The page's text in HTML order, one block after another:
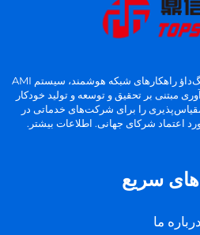
شرکت کامیونیکیشن تاپس‌کام چینگ‌داؤ راهکارهای شبکه هوشمند، سیستم AMI
مبتنی بر تحقیق و توسعه و تولید خودکار
را برای شرکت‌های خدماتی در
اعتماد شرکای جهانی. اطلاعات بیشتر.
سریع
درباره ما